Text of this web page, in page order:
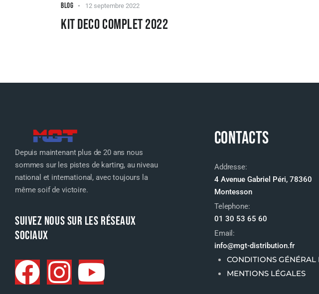
BLOG 12 septembre 2022
KIT DECO COMPLET 2022
Depuis maintenant plus de 20 ans nous
sommes sur les pistes de karting, au niveau
national et international, avec toujours la
même soif de victoire.
SUIVEZ NOUS SUR LES RÉSEAUX
SOCIAUX
CONTACTS
Addresse:
4 Avenue Gabriel Péri, 78360
Montesson
Telephone:
01 30 53 65 60
Email:
info@mgt-distribution.fr
CONDITIONS GÉNÉRAL
MENTIONS LÉGALES